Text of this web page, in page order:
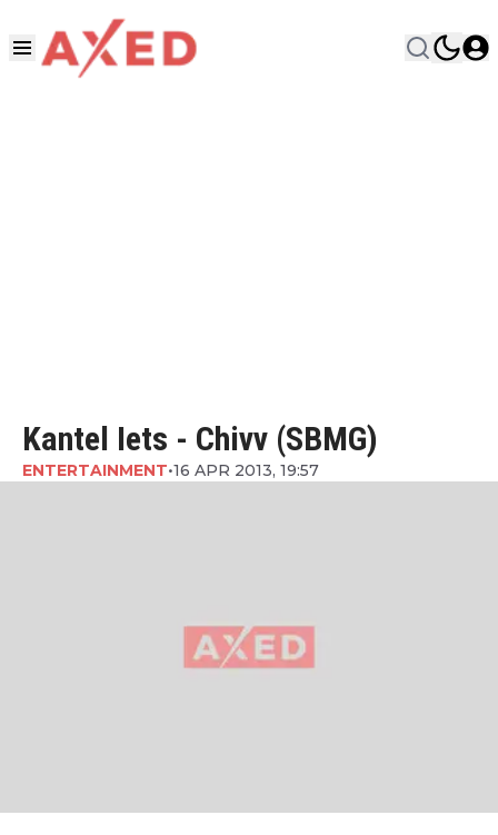
Kantel Iets - Chivv (SBMG)
ENTERTAINMENT•16 APR 2013, 19:57